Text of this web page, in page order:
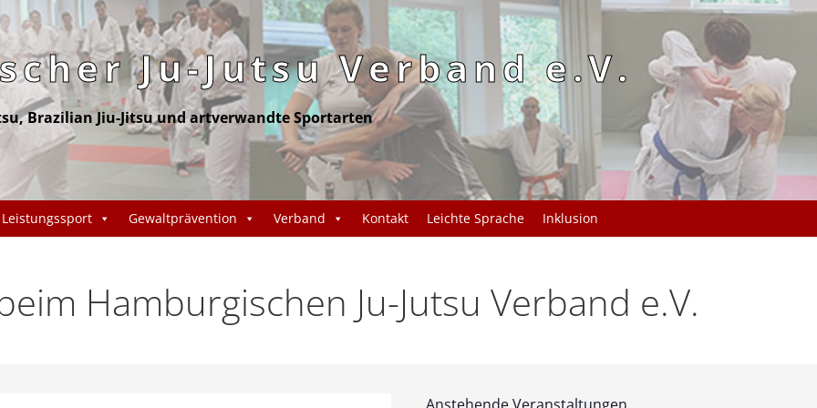
Ju-Jutsu Verband e.V.
Brazilian Jiu-Jitsu und artverwandte Sportarten
Leistungssport Gewaltprävention Verband Kontakt Leichte Sprache Inklusion
Hamburgischen Ju-Jutsu Verband e.V.